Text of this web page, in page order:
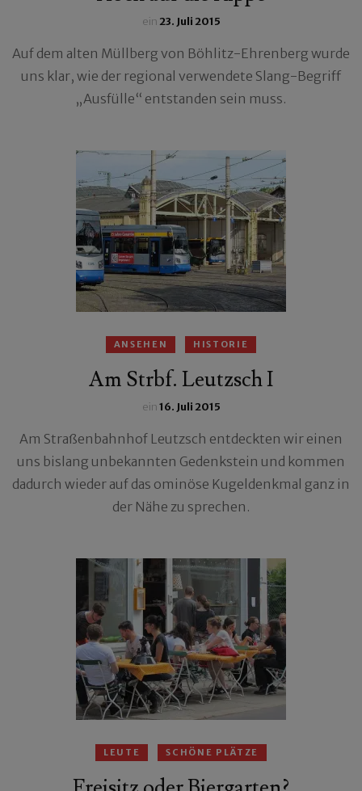
ein23. Juli 2015
Auf dem alten Müllberg von Böhlitz-Ehrenberg wurde
uns klar, wie der regional verwendete Slang-Begriff
„Ausfülle“ entstanden sein muss.
ANSEHEN HISTORIE
Am Strbf. Leutzsch I
ein16. Juli 2015
Am Straßenbahnhof Leutzsch entdeckten wir einen
uns bislang unbekannten Gedenkstein und kommen
dadurch wieder auf das ominöse Kugeldenkmal ganz in
der Nähe zu sprechen.
LEUTE SCHÖNE PLÄTZE